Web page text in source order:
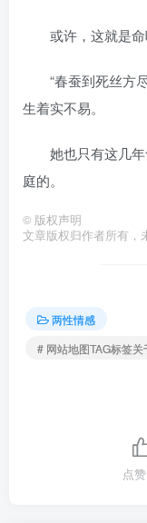
或许，这就是命
“春蚕到死丝方尽
生着实不易。
她也只有这几年
庭的。
© 版权声明
文章版权归作者所有，
两性情感
# 网站地图TAG标签关
点赞